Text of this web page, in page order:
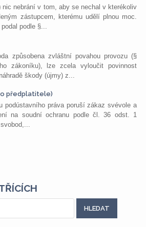
nic nebrání v tom, aby se nechal v kterékoliv
zástupcem, kterému udělí plnou moc.
podle §...
způsobena zvláštní povahou provozu (§
zákoníku), lze zcela vyloučit povinnost
škody (újmy) z...
předplatitele)
podústavního práva poruší zákaz svévole a
na soudní ochranu podle čl. 36 odst. 1